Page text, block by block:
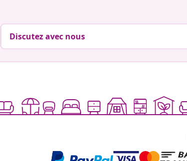
Discutez avec nous